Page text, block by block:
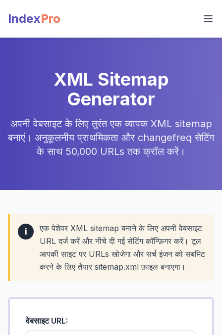
IndexPro
XML Sitemap
Generator
अपनी वेबसाइट के लिए तुरंत एक व्यापक XML sitemap
बनाएं। अनुकूलनीय प्राथमिकता और changefreq सेटिंग
के साथ 50,000 URLs तक क्रॉल करें।
i
एक पेशेवर XML sitemap बनाने के लिए अपनी वेबसाइट
URL दर्ज करें और नीचे दी गई सेटिंग कॉन्फ़िगर करें। टूल
आपकी साइट पर URLs खोजेगा और सर्च इंजन को सबमिट
करने के लिए तैयार sitemap.xml फ़ाइल बनाएगा।
वेबसाइट URL: